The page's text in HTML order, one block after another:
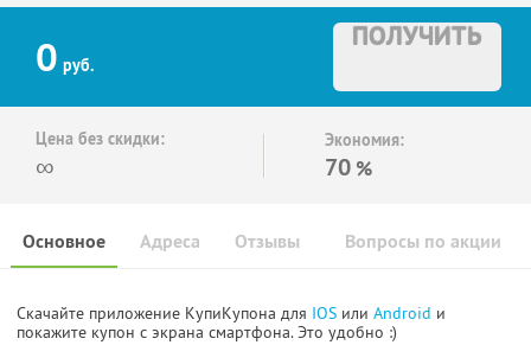
0 руб.
ПОЛУЧИТЬ
Цена без скидки:
∞
Экономия:
70 %
Основное Отзывы Вопросы по акции
Адреса
Скачайте приложение КупиКупона для IOS или Android и
покажите купон с экрана смартфона. Это удобно :)